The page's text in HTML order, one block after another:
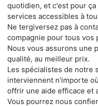
quotidien, et c'est pour
services accessibles à
Ne tergiversez pas à
compagnie pour tous vos
Nous vous assurons une
qualité, au meilleur prix.
Les spécialistes de notre
interviennent n'importe
offrir une aide efficace et
Vous pourrez nous